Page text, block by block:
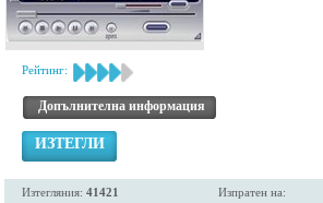
Рейтинг:
Допълнителна информация
ИЗТЕГЛИ
Изтегляния: 41421
Изпратен на: